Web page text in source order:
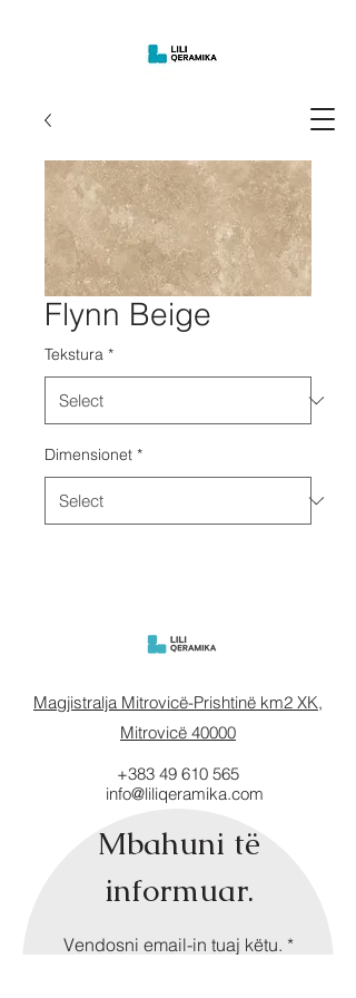
Flynn Beige
Tekstura *
Dimensionet *
Magjistralja Mitrovicë-Prishtinë km2 XK,
Mitrovicë 40000
info@liliqeramika.com
+383 49 610 565
Mbahuni të
informuar.
Vendosni email-in tuaj këtu.